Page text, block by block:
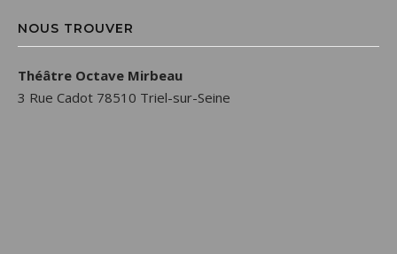
NOUS TROUVER
Théâtre Octave Mirbeau
3 Rue Cadot 78510 Triel-sur-Seine